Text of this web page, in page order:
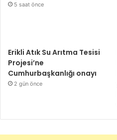
5 saat önce
Erikli Atık Su Arıtma Tesisi
Projesi’ne
Cumhurbaşkanlığı onayı
2 gün önce